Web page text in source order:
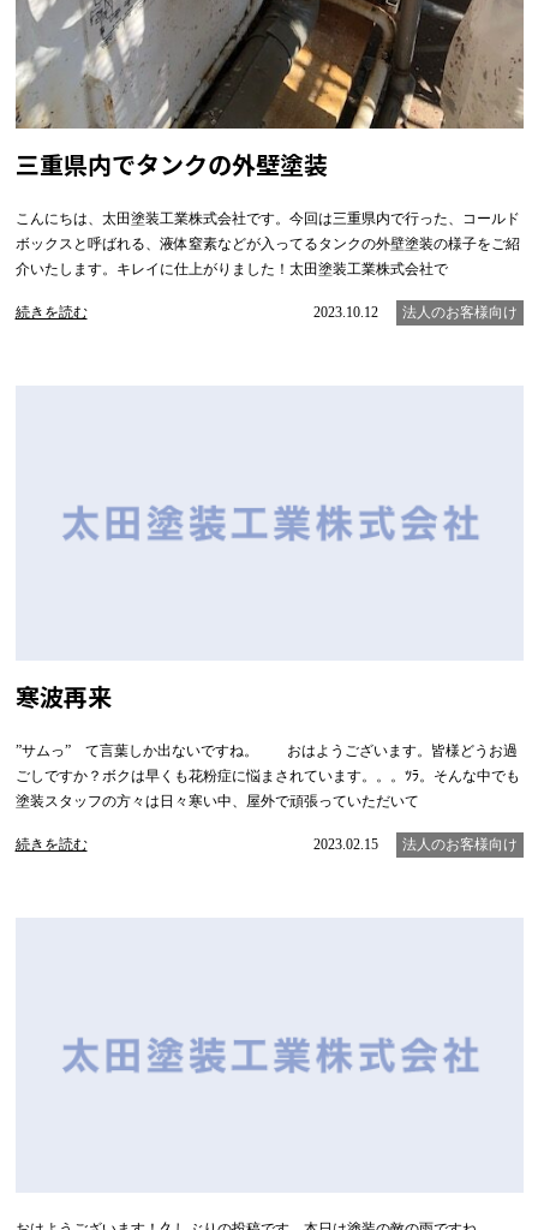
三重県内でタンクの外壁塗装
こんにちは、太田塗装工業株式会社です。今回は三重県内で行った、コールド
ボックスと呼ばれる、液体窒素などが入ってるタンクの外壁塗装の様子をご紹
介いたします。キレイに仕上がりました！太田塗装工業株式会社で
続きを読む 2023.10.12 法人のお客様向け
寒波再来
”サムっ” て言葉しか出ないですね。 おはようございます。皆様どうお過
ごしですか？ボクは早くも花粉症に悩まされています。。。ﾂﾗ。そんな中でも
塗装スタッフの方々は日々寒い中、屋外で頑張っていただいて
続きを読む 2023.02.15 法人のお客様向け